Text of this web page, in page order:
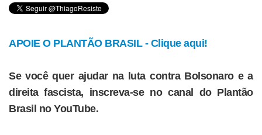
APOIE O PLANTÃO BRASIL - Clique aqui!
Se você quer ajudar na luta contra Bolsonaro e a
direita fascista, inscreva-se no canal do Plantão
Brasil no YouTube.